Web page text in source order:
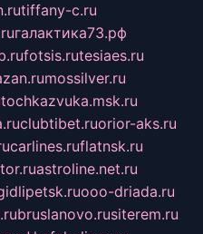
tiffany-c.ru
галактика73.рф
fotsis.rutesiaes.ru
mossilver.ru
tochkazvuka.msk.ru
clubtibet.ruorior-aks.ru
carlines.ruflatnsk.ru
astroline.net.ru
ooo-driada.ru
bruslanovo.rusiterem.ru